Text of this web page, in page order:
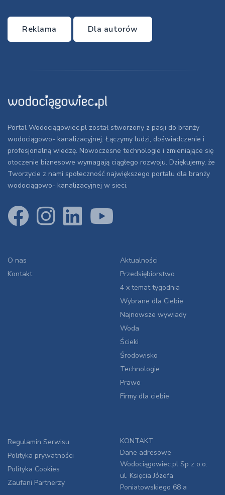
Reklama Dla autorów
Portal Wodociągowiec.pl został stworzony z pasji do branży
wodociągowo- kanalizacyjnej. Łączymy ludzi, doświadczenie i
profesjonalną wiedzę. Nowoczesne technologie i zmieniające się
otoczenie biznesowe wymagają ciągłego rozwoju. Dziękujemy, że
Tworzycie z nami społeczność największego portalu dla branży
wodociągowo- kanalizacyjnej w sieci.
O nas
Kontakt
Aktualności
Przedsiębiorstwo
4 x temat tygodnia
Wybrane dla Ciebie
Najnowsze wywiady
Woda
Ścieki
Środowisko
Technologie
Prawo
Firmy dla ciebie
Regulamin Serwisu
Polityka prywatności
Polityka Cookies
Zaufani Partnerzy
KONTAKT
Dane adresowe
Wodociągowiec.pl Sp z o.o.
ul. Księcia Józefa
Poniatowskiego 68 a